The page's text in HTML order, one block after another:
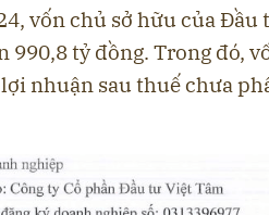
vốn chủ sở hữu của Đầu
990,8 tỷ đồng. Trong đó,
nhuận sau thuế chưa